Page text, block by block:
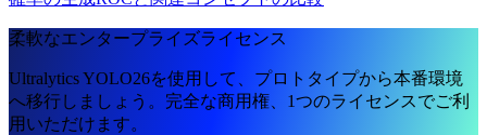
柔軟なエンタープライズライセンス
Ultralytics YOLO26を使用して、プロトタイプから本番環境
へ移行しましょう。完全な商用権、1つのライセンスでご利
用いただけます。